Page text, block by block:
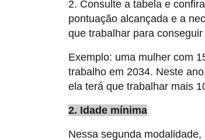
2. Consulte a tabela e
pontuação alcançada e a
que trabalhar para
Exemplo: uma mulher com
trabalho em 2034. Neste
ela terá que trabalhar mais
2. Idade mínima
Nessa segunda